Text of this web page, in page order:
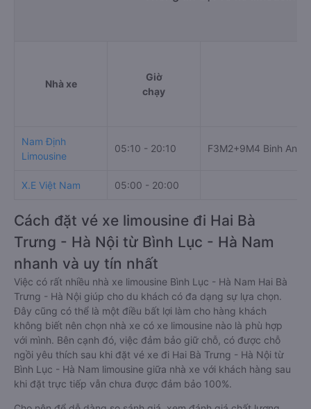
Nhà xe
Giờ
chạy
Nam Định
Limousine
05:10 - 20:10 F3M2+9M4 Binh An,
X.E Việt Nam 05:00 - 20:00
Cách đặt vé xe limousine đi Hai Bà
Trưng - Hà Nội từ Bình Lục - Hà Nam
nhanh và uy tín nhất
Việc có rất nhiều nhà xe limousine Bình Lục - Hà Nam Hai Bà
Trưng - Hà Nội giúp cho du khách có đa dạng sự lựa chọn.
Đây cũng có thể là một điều bất lợi làm cho hàng khách
không biết nên chọn nhà xe có xe limousine nào là phù hợp
với mình. Bên cạnh đó, việc đảm bảo giữ chỗ, có được chỗ
ngồi yêu thích sau khi đặt vé xe đi Hai Bà Trưng - Hà Nội từ
Bình Lục - Hà Nam limousine giữa nhà xe với khách hàng sau
khi đặt trực tiếp vẫn chưa được đảm bảo 100%.